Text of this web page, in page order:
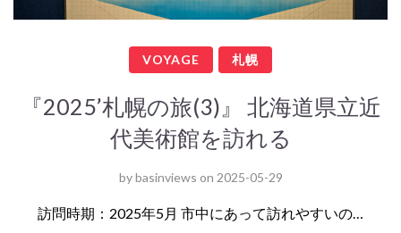
VOYAGE 札幌
『2025’札幌の旅(3)』 北海道県立近
代美術館を訪れる
bybasinviews on 2025-05-29
訪問時期：2025年5月 市中にあって訪れやすいの…